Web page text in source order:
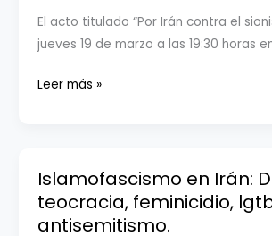
El acto titulado “Por Irán contra el
jueves 19 de marzo a las 19:30 horas
EL
Y
ELLOS
SE
Leer más »
Islamofascismo en Irán:
teocracia, feminicidio,
antisemitismo.